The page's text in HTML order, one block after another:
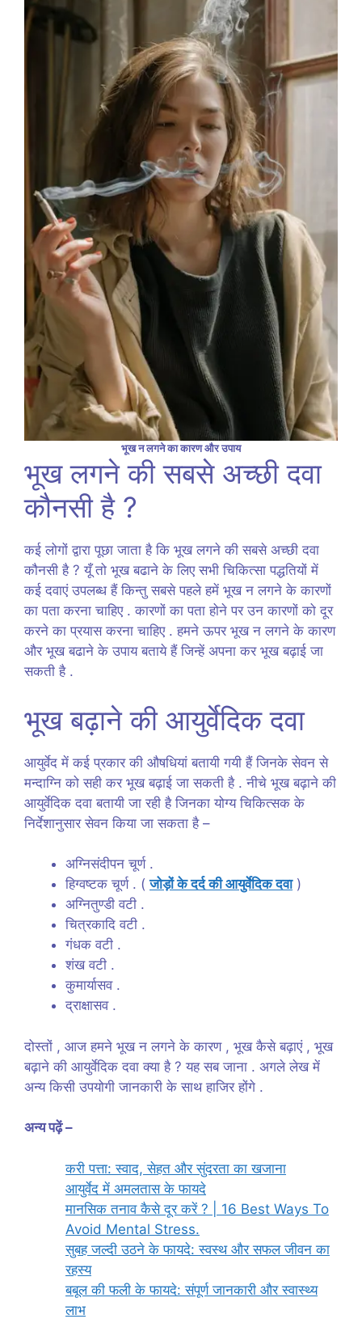
भूख न लगने का कारण और उपाय
भूख लगने की सबसे अच्छी दवा
कौनसी है ?
कई लोगों द्वारा पूछा जाता है कि भूख लगने की सबसे अच्छी दवा
कौनसी है ? यूँ तो भूख बढाने के लिए सभी चिकित्सा पद्धतियों में
कई दवाएं उपलब्ध हैं किन्तु सबसे पहले हमें भूख न लगने के कारणों
का पता करना चाहिए . कारणों का पता होने पर उन कारणों को दूर
करने का प्रयास करना चाहिए . हमने ऊपर भूख न लगने के कारण
और भूख बढाने के उपाय बताये हैं जिन्हें अपना कर भूख बढ़ाई जा
सकती है .
भूख बढ़ाने की आयुर्वेदिक दवा
आयुर्वेद में कई प्रकार की औषधियां बतायी गयी हैं जिनके सेवन से
मन्दाग्नि को सही कर भूख बढ़ाई जा सकती है . नीचे भूख बढ़ाने की
आयुर्वेदिक दवा बतायी जा रही है जिनका योग्य चिकित्सक के
निर्देशानुसार सेवन किया जा सकता है –
अग्निसंदीपन चूर्ण .
हिग्वष्टक चूर्ण . (जोड़ों के दर्द की आयुर्वेदिक दवा)
अग्नितुण्डी वटी .
चित्रकादि वटी .
गंधक वटी .
शंख वटी .
कुमार्यासव .
द्राक्षासव .
दोस्तों , आज हमने भूख न लगने के कारण , भूख कैसे बढ़ाएं , भूख
बढ़ाने की आयुर्वेदिक दवा क्या है ? यह सब जाना . अगले लेख में
अन्य किसी उपयोगी जानकारी के साथ हाजिर होंगे .
अन्य पढ़ें –
करी पत्ता: स्वाद, सेहत और सुंदरता का खजाना
आयुर्वेद में अमलतास के फायदे
मानसिक तनाव कैसे दूर करें ? | 16 Best Ways To
Avoid Mental Stress.
सुबह जल्दी उठने के फायदे: स्वस्थ और सफल जीवन का
रहस्य
बबूल की फली के फायदे: संपूर्ण जानकारी और स्वास्थ्य
लाभ